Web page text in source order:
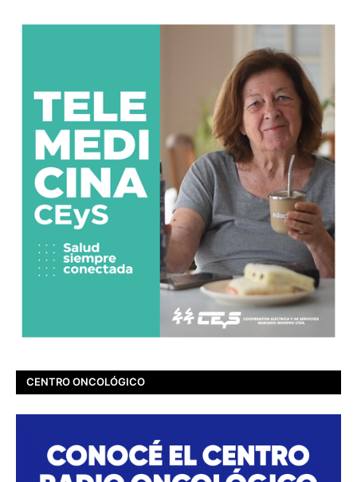
CENTRO ONCOLÓGICO